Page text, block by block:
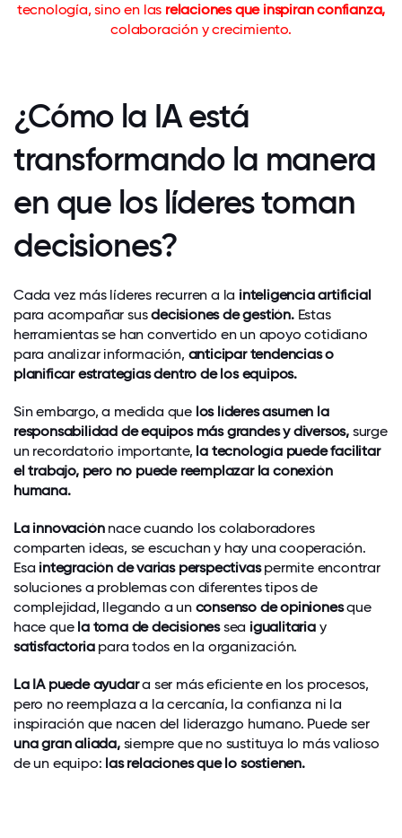
tecnología, sino en las relaciones que inspiran confianza,
colaboración y crecimiento.
¿Cómo la IA está
transformando la manera
en que los líderes toman
decisiones?
Cada vez más líderes recurren a la inteligencia artificial
para acompañar susdecisiones de gestión.Estas
herramientas se han convertido en un apoyo cotidiano
para analizar información, anticipar tendencias o
planificar estrategias dentro de los equipos.
Sin embargo, a medida que los líderes asumen la
responsabilidad de equipos más grandes y diversos, surge
un recordatorio importante, la tecnología puede facilitar
el trabajo, pero no puede reemplazar la conexión
humana.
La innovaciónnace cuando los colaboradores
comparten ideas, se escuchan y hay una cooperación.
Esaintegración de varias perspectivaspermite encontrar
soluciones a problemas con diferentes tipos de
complejidad, llegando a un consenso de opinionesque
hace que la toma de decisionesseaigualitariay
satisfactoriapara todos en la organización.
La IA puede ayudara ser más eficiente en los procesos,
pero no reemplaza a la cercanía, la confianza ni la
inspiración que nacen del liderazgo humano. Puede ser
una gran aliada,siempre que no sustituya lo más valioso
de un equipo: las relaciones que lo sostienen.